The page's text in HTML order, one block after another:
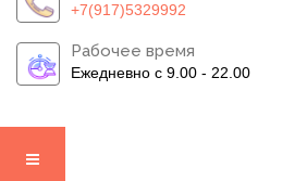
+7(917)5329992
Рабочее время
Ежедневно с 9.00 - 22.00